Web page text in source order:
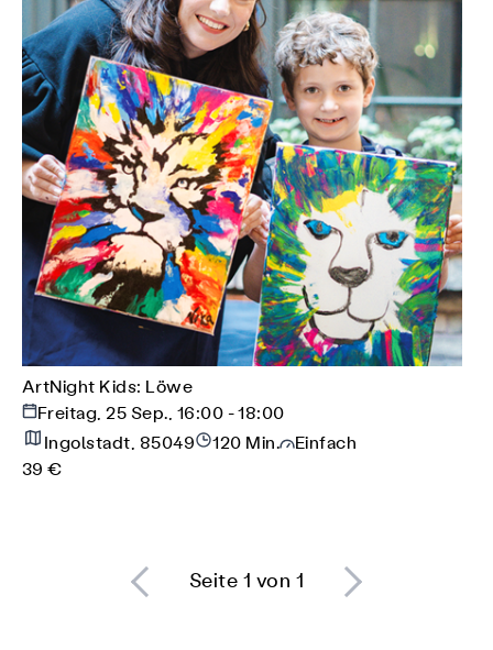
ArtNight Kids: Löwe
Freitag, 25 Sep., 16:00 - 18:00
Ingolstadt, 85049
120 Min.
Einfach
39 €
Seite 1 von 1